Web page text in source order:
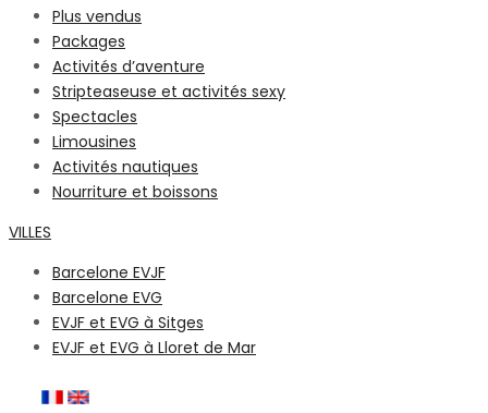
Plus vendus
Packages
Activités d’aventure
Stripteaseuse et activités sexy
Spectacles
Limousines
Activités nautiques
Nourriture et boissons
VILLES
Barcelone EVJF
Barcelone EVG
EVJF et EVG à Sitges
EVJF et EVG à Lloret de Mar